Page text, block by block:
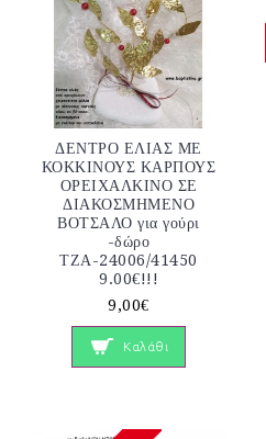
ΔΕΝΤΡΟ ΕΛΙΑΣ ΜΕ
ΚΟΚΚΙΝΟΥΣ ΚΑΡΠΟΥΣ
ΟΡΕΙΧΑΛΚΙΝΟ ΣΕ
ΔΙΑΚΟΣΜΗΜΕΝΟ
ΒΟΤΣΑΛΟ για γούρι
-δώρο
ΤΖΑ-24006/41450
9.00€!!!
9,00€
Καλάθι